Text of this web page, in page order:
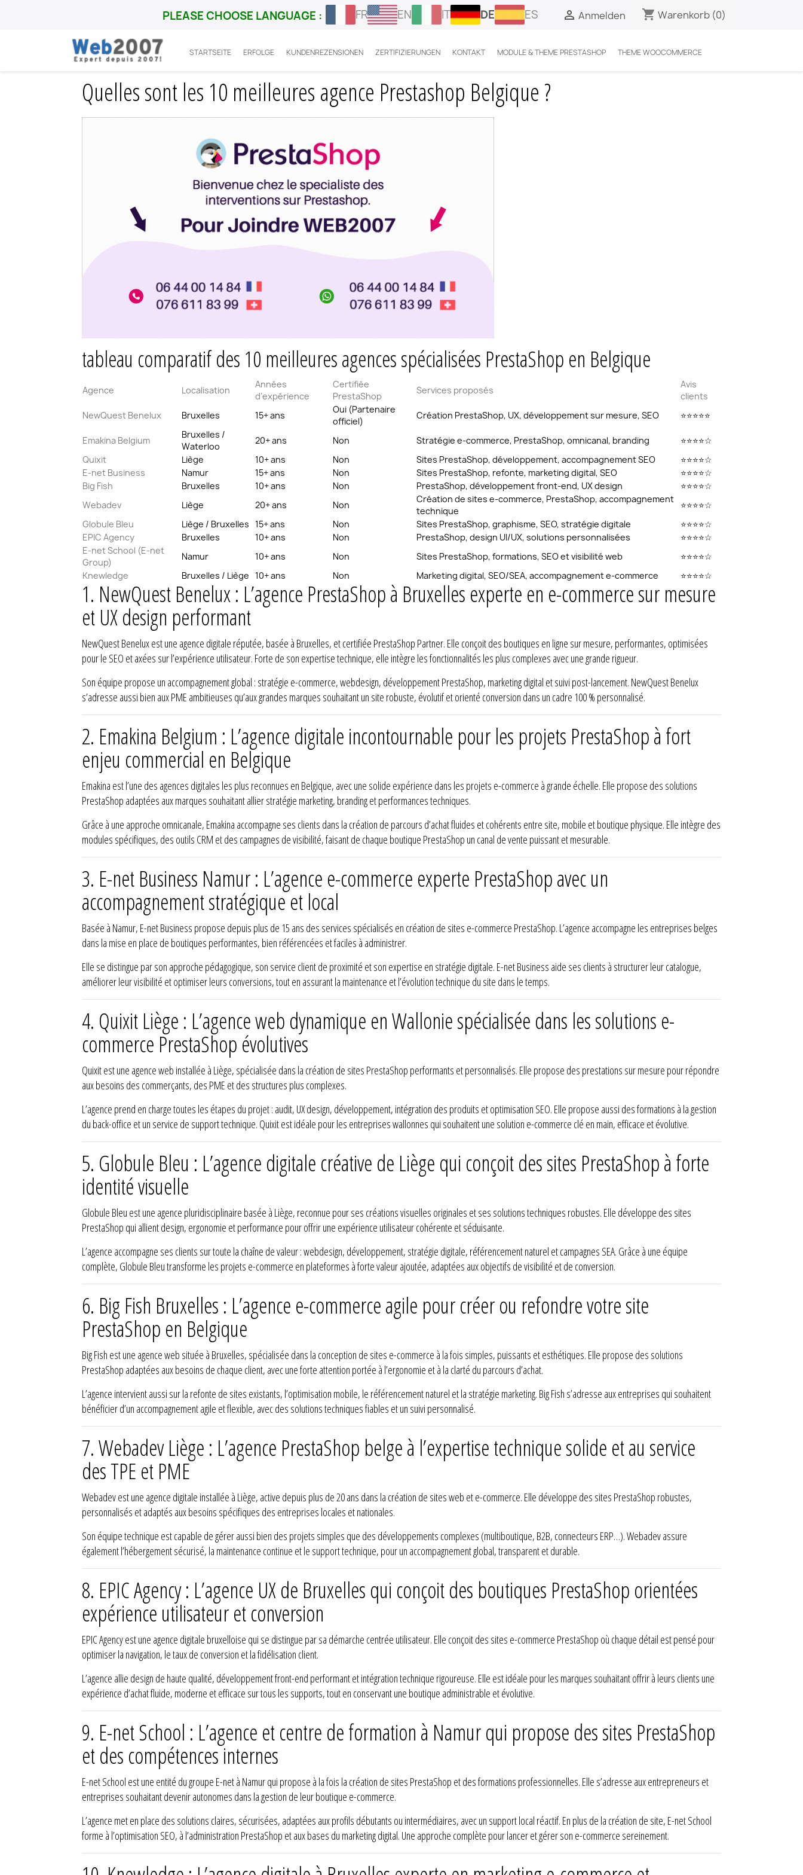
PLEASE CHOOSE LANGUAGE : FR EN IT DE ES  Anmelden shopping_cart Warenkorb (0)
STARTSEITE ERFOLGE KUNDENREZENSIONEN ZERTIFIZIERUNGEN KONTAKT MODULE & THEME PRESTASHOP THEME WOOCOMMERCE
Startseite Prestashop
Quelles sont les 10 meilleures agence Prestashop Belgique ?
tableau comparatif des 10 meilleures agences spécialisées PrestaShop en Belgique
Agence Localisation
Années
d’expérience
Certifiée
PrestaShop
Services proposés
Avis
clients
NewQuest Benelux
Bruxelles 15+ ans
Oui (Partenaire
officiel)
Création PrestaShop, UX, développement sur mesure, SEO ⭐⭐⭐⭐⭐
Emakina Belgium
Bruxelles /
Waterloo
20+ ans Non Stratégie e-commerce, PrestaShop, omnicanal, branding
⭐⭐⭐⭐☆
Quixit
Liège 10+ ans Non Sites PrestaShop, développement, accompagnement SEO
⭐⭐⭐⭐☆
E-net Business
Namur 15+ ans Non Sites PrestaShop, refonte, marketing digital, SEO
⭐⭐⭐⭐☆
Big Fish
Bruxelles 10+ ans Non PrestaShop, développement front-end, UX design
⭐⭐⭐⭐☆
Webadev
Liège 20+ ans Non
Création de sites e-commerce, PrestaShop, accompagnement
technique
⭐⭐⭐⭐☆
Globule Bleu
Liège / Bruxelles 15+ ans Non Sites PrestaShop, graphisme, SEO, stratégie digitale
⭐⭐⭐⭐☆
EPIC Agency
Bruxelles 10+ ans Non PrestaShop, design UI/UX, solutions personnalisées
⭐⭐⭐⭐☆
E-net School (E-net
Group)
Namur 10+ ans Non Sites PrestaShop, formations, SEO et visibilité web
⭐⭐⭐⭐☆
Knewledge
Bruxelles / Liège 10+ ans Non Marketing digital, SEO/SEA, accompagnement e-commerce ⭐⭐⭐⭐☆
1. NewQuest Benelux : L’agence PrestaShop à Bruxelles experte en e-commerce sur mesure
et UX design performant
NewQuest Benelux est une agence digitale réputée, basée à Bruxelles, et certifiée PrestaShop Partner. Elle conçoit des boutiques en ligne sur mesure, performantes, optimisées
pour le SEO et axées sur l’expérience utilisateur. Forte de son expertise technique, elle intègre les fonctionnalités les plus complexes avec une grande rigueur.
Son équipe propose un accompagnement global : stratégie e-commerce, webdesign, développement PrestaShop, marketing digital et suivi post-lancement. NewQuest Benelux
s’adresse aussi bien aux PME ambitieuses qu’aux grandes marques souhaitant un site robuste, évolutif et orienté conversion dans un cadre 100 % personnalisé.
2. Emakina Belgium : L’agence digitale incontournable pour les projets PrestaShop à fort
enjeu commercial en Belgique
Emakina est l’une des agences digitales les plus reconnues en Belgique, avec une solide expérience dans les projets e-commerce à grande échelle. Elle propose des solutions
PrestaShop adaptées aux marques souhaitant allier stratégie marketing, branding et performances techniques.
Grâce à une approche omnicanale, Emakina accompagne ses clients dans la création de parcours d’achat fluides et cohérents entre site, mobile et boutique physique. Elle intègre des
modules spécifiques, des outils CRM et des campagnes de visibilité, faisant de chaque boutique PrestaShop un canal de vente puissant et mesurable.
3. E-net Business Namur : L’agence e-commerce experte PrestaShop avec un
accompagnement stratégique et local
Basée à Namur, E-net Business propose depuis plus de 15 ans des services spécialisés en création de sites e-commerce PrestaShop. L’agence accompagne les entreprises belges
dans la mise en place de boutiques performantes, bien référencées et faciles à administrer.
Elle se distingue par son approche pédagogique, son service client de proximité et son expertise en stratégie digitale. E-net Business aide ses clients à structurer leur catalogue,
améliorer leur visibilité et optimiser leurs conversions, tout en assurant la maintenance et l’évolution technique du site dans le temps.
4. Quixit Liège : L’agence web dynamique en Wallonie spécialisée dans les solutions e-
commerce PrestaShop évolutives
Quixit est une agence web installée à Liège, spécialisée dans la création de sites PrestaShop performants et personnalisés. Elle propose des prestations sur mesure pour répondre
aux besoins des commerçants, des PME et des structures plus complexes.
L’agence prend en charge toutes les étapes du projet : audit, UX design, développement, intégration des produits et optimisation SEO. Elle propose aussi des formations à la gestion
du back-office et un service de support technique. Quixit est idéale pour les entreprises wallonnes qui souhaitent une solution e-commerce clé en main, efficace et évolutive.
5. Globule Bleu : L’agence digitale créative de Liège qui conçoit des sites PrestaShop à forte
identité visuelle
Globule Bleu est une agence pluridisciplinaire basée à Liège, reconnue pour ses créations visuelles originales et ses solutions techniques robustes. Elle développe des sites
PrestaShop qui allient design, ergonomie et performance pour offrir une expérience utilisateur cohérente et séduisante.
L’agence accompagne ses clients sur toute la chaîne de valeur : webdesign, développement, stratégie digitale, référencement naturel et campagnes SEA. Grâce à une équipe
complète, Globule Bleu transforme les projets e-commerce en plateformes à forte valeur ajoutée, adaptées aux objectifs de visibilité et de conversion.
6. Big Fish Bruxelles : L’agence e-commerce agile pour créer ou refondre votre site
PrestaShop en Belgique
Big Fish est une agence web située à Bruxelles, spécialisée dans la conception de sites e-commerce à la fois simples, puissants et esthétiques. Elle propose des solutions
PrestaShop adaptées aux besoins de chaque client, avec une forte attention portée à l’ergonomie et à la clarté du parcours d’achat.
L’agence intervient aussi sur la refonte de sites existants, l’optimisation mobile, le référencement naturel et la stratégie marketing. Big Fish s’adresse aux entreprises qui souhaitent
bénéficier d’un accompagnement agile et flexible, avec des solutions techniques fiables et un suivi personnalisé.
7.Webadev Liège : L’agence PrestaShop belge à l’expertise technique solide et au service
des TPE et PME
Webadev est une agence digitale installée à Liège, active depuis plus de 20 ans dans la création de sites web et e-commerce. Elle développe des sites PrestaShop robustes,
personnalisés et adaptés aux besoins spécifiques des entreprises locales et nationales.
Son équipe technique est capable de gérer aussi bien des projets simples que des développements complexes (multiboutique, B2B, connecteurs ERP…). Webadev assure
également l’hébergement sécurisé, la maintenance continue et le support technique, pour un accompagnement global, transparent et durable.
8. EPIC Agency : L’agence UX de Bruxelles qui conçoit des boutiques PrestaShop orientées
expérience utilisateur et conversion
EPIC Agency est une agence digitale bruxelloise qui se distingue par sa démarche centrée utilisateur. Elle conçoit des sites e-commerce PrestaShop où chaque détail est pensé pour
optimiser la navigation, le taux de conversion et la fidélisation client.
L’agence allie design de haute qualité, développement front-end performant et intégration technique rigoureuse. Elle est idéale pour les marques souhaitant offrir à leurs clients une
expérience d’achat fluide, moderne et efficace sur tous les supports, tout en conservant une boutique administrable et évolutive.
9. E-net School : L’agence et centre de formation à Namur qui propose des sites PrestaShop
et des compétences internes
E-net School est une entité du groupe E-net à Namur qui propose à la fois la création de sites PrestaShop et des formations professionnelles. Elle s’adresse aux entrepreneurs et
entreprises souhaitant devenir autonomes dans la gestion de leur boutique e-commerce.
L’agence met en place des solutions claires, sécurisées, adaptées aux profils débutants ou intermédiaires, avec un support local réactif. En plus de la création de site, E-net School
forme à l’optimisation SEO, à l’administration PrestaShop et aux bases du marketing digital. Une approche complète pour lancer et gérer son e-commerce sereinement.